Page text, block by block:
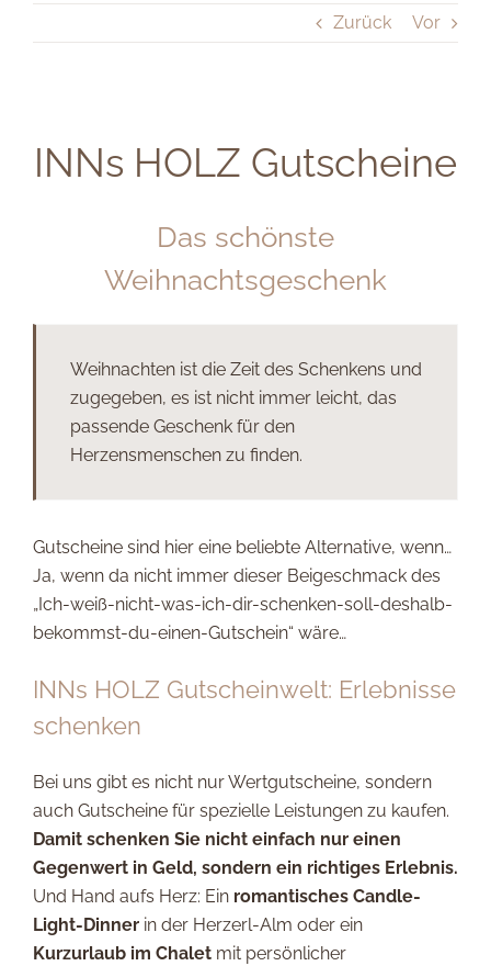
Zurück Vor
INNs HOLZ Gutscheine
Das schönste
Weihnachtsgeschenk
Weihnachten ist die Zeit des Schenkens und
zugegeben, es ist nicht immer leicht, das
passende Geschenk für den
Herzensmenschen zu finden.
Gutscheine sind hier eine beliebte Alternative, wenn…
Ja, wenn da nicht immer dieser Beigeschmack des
„Ich-weiß-nicht-was-ich-dir-schenken-soll-deshalb-
bekommst-du-einen-Gutschein“ wäre…
INNs HOLZ Gutscheinwelt: Erlebnisse
schenken
Bei uns gibt es nicht nur Wertgutscheine, sondern
auch Gutscheine für spezielle Leistungen zu kaufen.
Damit schenken Sie nicht einfach nur einen
Gegenwert in Geld, sondern ein richtiges Erlebnis.
Und Hand aufs Herz: Ein romantisches Candle-
Light-Dinner in der Herzerl-Alm oder ein
Kurzurlaub im Chalet mit persönlicher